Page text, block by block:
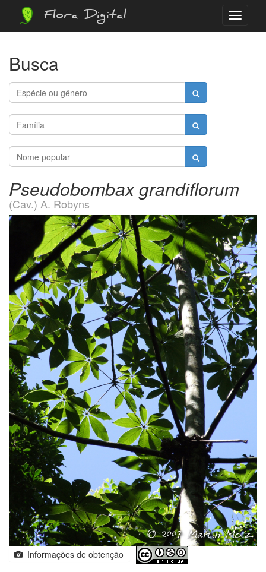
Menu
Flora Digital
Busca
Pseudobombax grandiflorum
(Cav.) A. Robyns
Informações de obtenção